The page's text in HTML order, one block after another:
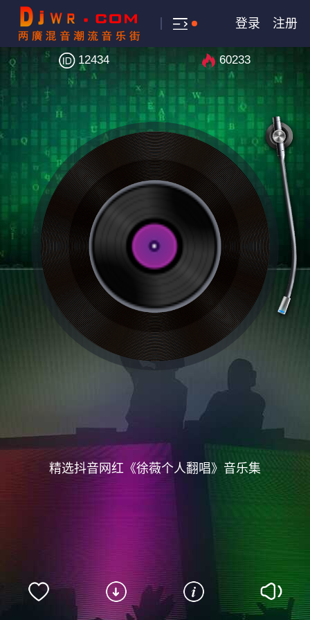
登录 注册
精选抖音网红《徐薇个人翻唱》音乐集
12434 60233